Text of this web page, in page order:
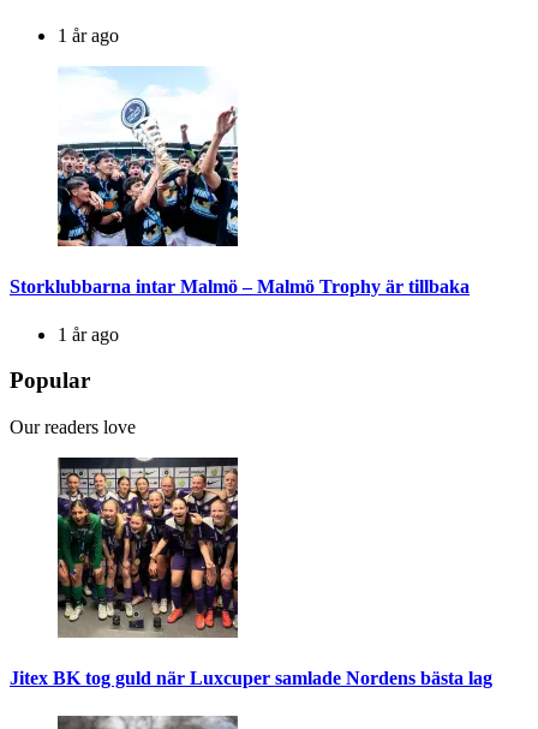
1 år ago
Storklubbarna intar Malmö – Malmö Trophy är tillbaka
1 år ago
Popular
Our readers love
Jitex BK tog guld när Luxcuper samlade Nordens bästa lag